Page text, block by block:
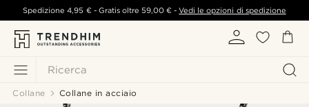
Ricerca
Spedizione4,95 €- Gratis oltre 59,00 € -Vedi le opzioni di spedizione
Collane Collane in acciaio